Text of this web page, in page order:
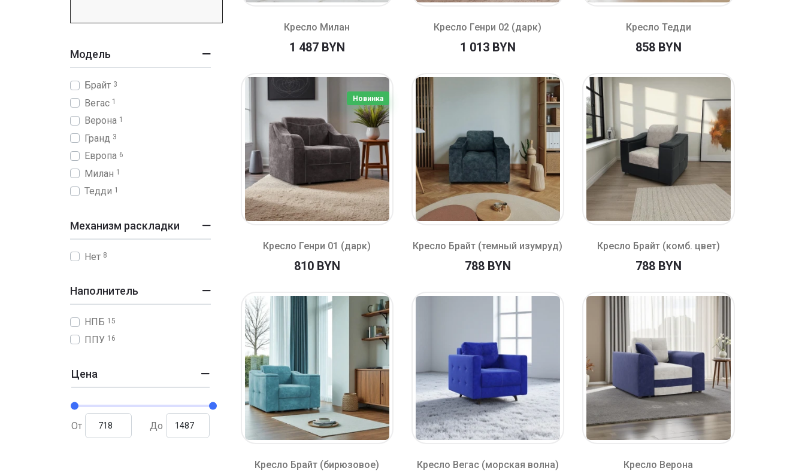
Модель
Брайт 3
Вегас 1
Верона 1
Гранд 3
Европа 6
Милан 1
Тедди 1
Механизм раскладки
Нет 8
Наполнитель
НПБ 15
ППУ 16
Цена
От До
Кресло Милан
1 487 BYN
Кресло Генри 02 (дарк)
1 013 BYN
Кресло Тедди
858 BYN
Новинка
Кресло Генри 01 (дарк)
810 BYN
Кресло Брайт (темный изумруд)
788 BYN
Кресло Брайт (комб. цвет)
788 BYN
Кресло Брайт (бирюзовое) Кресло Вегас (морская волна) Кресло Верона